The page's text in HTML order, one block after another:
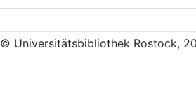
© Universitätsbibliothek Rostock,